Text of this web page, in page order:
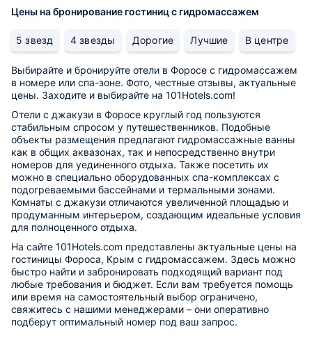
Цены на бронирование гостиниц с гидромассажем
5 звезд 4 звезды Дорогие Лучшие В центре
Выбирайте и бронируйте отели в Форосе с гидромассажем
в номере или спа-зоне. Фото, честные отзывы, актуальные
цены. Заходите и выбирайте на 101Hotels.com!
Отели с джакузи в Форосе круглый год пользуются
стабильным спросом у путешественников. Подобные
объекты размещения предлагают гидромассажные ванны
как в общих аквазонах, так и непосредственно внутри
номеров для уединенного отдыха. Также посетить их
можно в специально оборудованных спа-комплексах с
подогреваемыми бассейнами и термальными зонами.
Комнаты с джакузи отличаются увеличенной площадью и
продуманным интерьером, создающим идеальные условия
для полноценного отдыха.
На сайте 101Hotels.com представлены актуальные цены на
гостиницы Фороса, Крым с гидромассажем. Здесь можно
быстро найти и забронировать подходящий вариант под
любые требования и бюджет. Если вам требуется помощь
или время на самостоятельный выбор ограничено,
свяжитесь с нашими менеджерами – они оперативно
подберут оптимальный номер под ваш запрос.